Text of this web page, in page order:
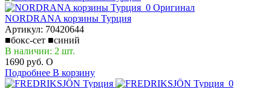
Оригинал
NORDRANA корзины Турция
Артикул: 70420644
■бокс-сет ■синий
В наличии: 2 шт.
1690 руб. O
Подробнее В корзину